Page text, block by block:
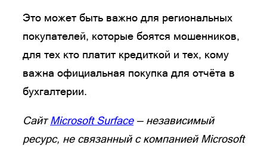
Это может быть важно для региональных
покупателей, которые боятся мошенников,
для тех кто платит кредиткой и тех, кому
важна официальная покупка для отчёта в
бухгалтерии.
CайтMicrosoft Surface— независимый
ресурс, не связанный с компанией Microsoft